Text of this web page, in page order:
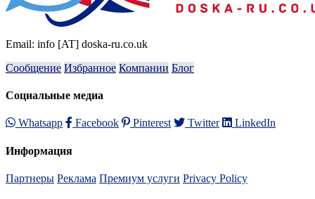
Email: info [AT] doska-ru.co.uk
Сообщение Избранное Компании Блог
Социальные медиа
Whatsapp Facebook Pinterest Twitter LinkedIn
Информация
Партнеры Реклама Премиум услуги Privacy Policy